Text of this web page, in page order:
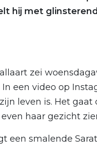
hij met
zei
een video op
leven is. Het gaat
haar gezicht
een smalende